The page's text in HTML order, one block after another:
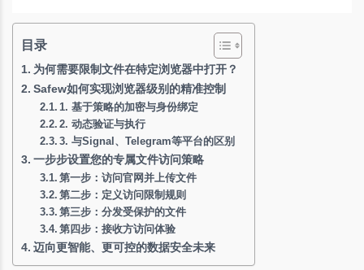
目录
为何需要限制文件在特定浏览器中打开？
Safew如何实现浏览器级别的精准控制
1. 基于策略的加密与身份绑定
2. 动态验证与执行
3. 与Signal、Telegram等平台的区别
一步步设置您的专属文件访问策略
第一步：访问官网并上传文件
第二步：定义访问限制规则
第三步：分发受保护的文件
第四步：接收方访问体验
迈向更智能、更可控的数据安全未来